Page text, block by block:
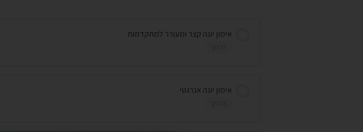
אימון יוגה קצר ומעורר למתקדמות
אימון יוגה אנרגטי